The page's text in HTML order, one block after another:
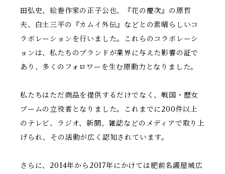
田弘史、絵巻作家の正子公也、『花の慶次』の原哲
夫、白土三平の『カムイ外伝』などとの素晴らしいコ
ラボレーションを行いました。これらのコラボレーシ
ョンは、私たちのブランドが業界に与えた影響の証で
あり、多くのフォロワーを生む原動力となりました。
私たちはただ商品を提供するだけでなく、戦国・歴女
ブームの立役者となりました。これまでに200件以上
のテレビ、ラジオ、新聞、雑誌などのメディアで取り上
げられ、その活動が広く認知されています。
さらに、2014年から2017年にかけては肥前名護屋城広